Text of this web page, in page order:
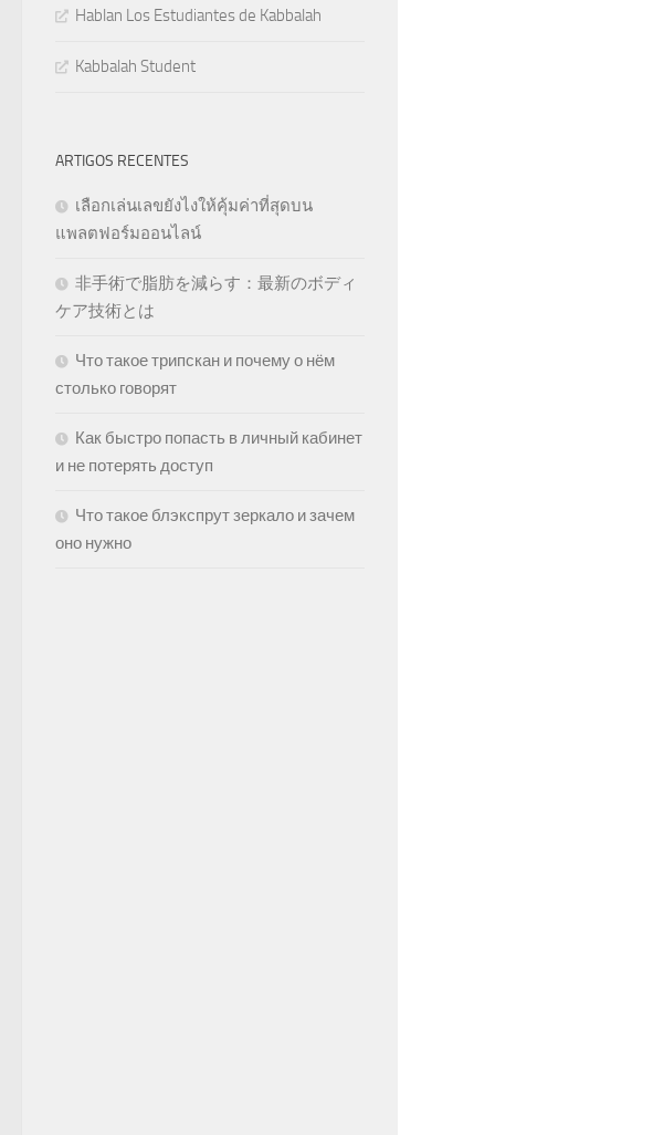
Hablan Los Estudiantes de Kabbalah
Kabbalah Student
ARTIGOS RECENTES
เลือกเล่นเลขยังไงให้คุ้มค่าที่สุดบน
แพลตฟอร์มออนไลน์
非手術で脂肪を減らす：最新のボディ
ケア技術とは
Что такое трипскан и почему о нём
столько говорят
Как быстро попасть в личный кабинет
и не потерять доступ
Что такое блэкспрут зеркало и зачем
оно нужно